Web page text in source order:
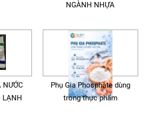
NGÀNH NHỰA
NƯỚC
LẠNH
Phụ Gia Phosphate dùng
trong thực phẩm